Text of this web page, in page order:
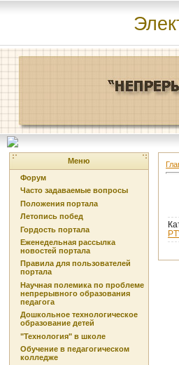
Меню
Форум
Часто задаваемые вопросы
Положения портала
Летопись побед
Гордость портала
Еженедельная рассылка
новостей портала
Правила для пользователей
портала
Научная полемика по проблеме
непрерывного образования
педагога
Дошкольное технологическое
образование детей
"Технология" в школе
Обучение в педагогическом
колледже